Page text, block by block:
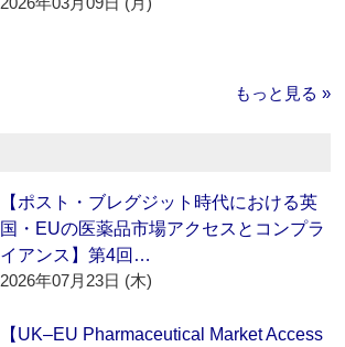
もっと見る »
【ポスト・ブレグジット時代における英
国・EUの医薬品市場アクセスとコンプラ
イアンス】第4回…
2026年07月23日 (木)
【UK–EU Pharmaceutical Market Access